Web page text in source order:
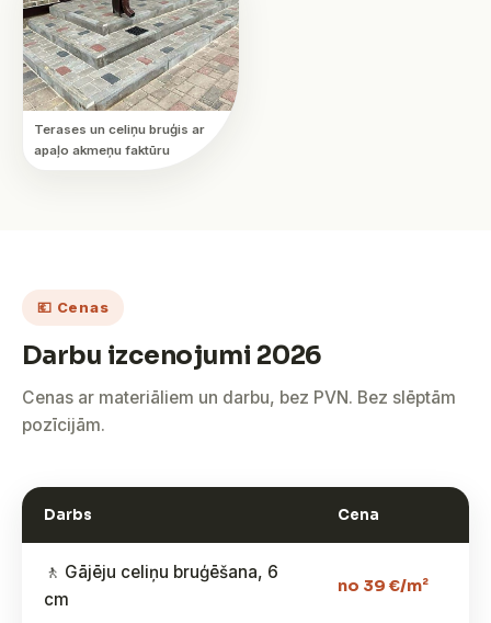
Terases un celiņu bruģis ar
apaļo akmeņu faktūru
💶 Cenas
Darbu izcenojumi 2026
Cenas ar materiāliem un darbu, bez PVN. Bez slēptām
pozīcijām.
Darbs Cena
🚶 Gājēju celiņu bruģēšana, 6
cm
no 39 €/m²